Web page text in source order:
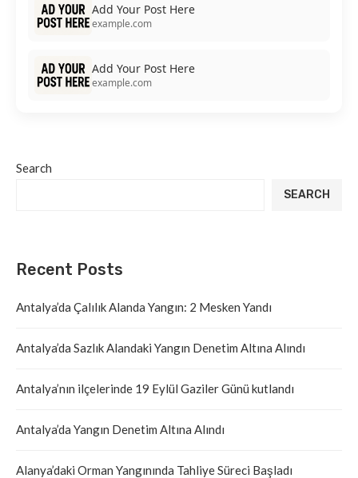
Add Your Post Here
example.com
Add Your Post Here
example.com
Search
SEARCH
Recent Posts
Antalya’da Çalılık Alanda Yangın: 2 Mesken Yandı
Antalya’da Sazlık Alandaki Yangın Denetim Altına Alındı
Antalya’nın ilçelerinde 19 Eylül Gaziler Günü kutlandı
Antalya’da Yangın Denetim Altına Alındı
Alanya’daki Orman Yangınında Tahliye Süreci Başladı